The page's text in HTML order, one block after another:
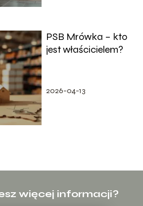
PSB Mrówka – kto
jest właścicielem?
2026-04-13
więcej informacji?